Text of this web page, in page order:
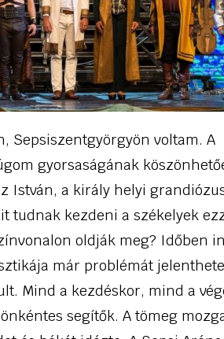
Sepsiszentgyörgyön voltam. A
gyorsaságának
István, a király helyi
tudnak kezdeni a székelyek
oldják meg? Időben
már problémát
Mind a kezdéskor, mind a
segítők. A tömeg